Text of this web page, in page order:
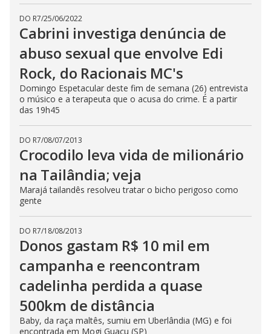
DO R7/25/06/2022
Cabrini investiga denúncia de
abuso sexual que envolve Edi
Rock, do Racionais MC's
Domingo Espetacular deste fim de semana (26) entrevista
o músico e a terapeuta que o acusa do crime. É a partir
das 19h45
DO R7/08/07/2013
Crocodilo leva vida de milionário
na Tailândia; veja
Marajá tailandês resolveu tratar o bicho perigoso como
gente
DO R7/18/08/2013
Donos gastam R$ 10 mil em
campanha e reencontram
cadelinha perdida a quase
500km de distância
Baby, da raça maltês, sumiu em Uberlândia (MG) e foi
encontrada em Mogi Guaçu (SP)